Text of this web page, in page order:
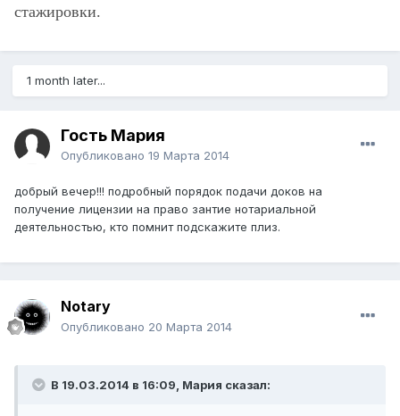
стажировки.
1 month later...
Гость Мария
Опубликовано 19 Марта 2014
добрый вечер!!! подробный порядок подачи доков на
получение лицензии на право зантие нотариальной
деятельностью, кто помнит подскажите плиз.
Notary
Опубликовано 20 Марта 2014
В 19.03.2014 в 16:09, Мария сказал: